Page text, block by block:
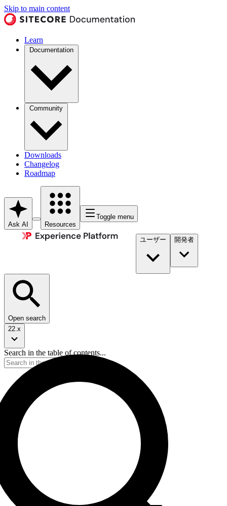
Skip to main content
Learn
Documentation
Community
Downloads
Changelog
Roadmap
Ask AI Resources
Toggle menu
ユーザー 開発者​
Open search
22.x
Search in the table of contents...